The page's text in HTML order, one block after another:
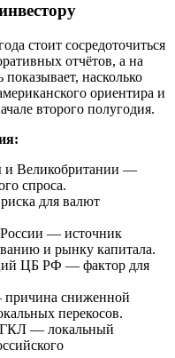
стоит сосредоточиться
отчётов, а на
насколько
ориентира и
второго полугодия.
и Великобритании —
спроса.
для валют
— источник
и рынку капитала.
ЦБ РФ — фактор для
сниженной
перекосов.
— локальный